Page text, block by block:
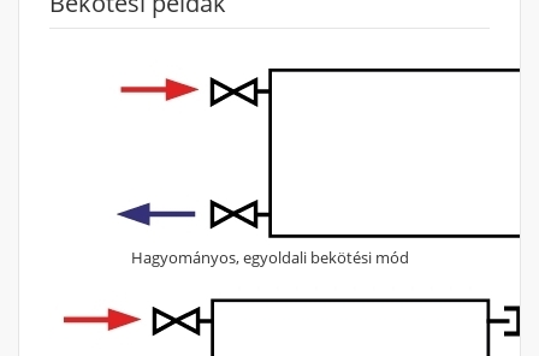
Hagyományos, egyoldali bekötési mód